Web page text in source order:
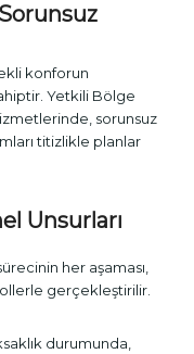
konforun
Yetkili Bölge
sorunsuz
titizlikle planlar
Unsurları
her aşaması,
gerçekleştirilir.
durumunda,